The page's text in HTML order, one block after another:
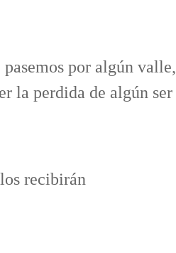
por algún valle,
la perdida de algún ser
recibirán